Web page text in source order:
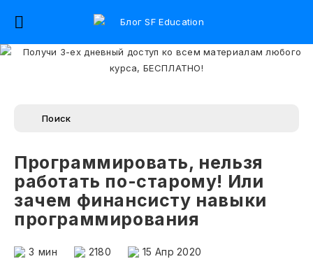
Программировать, нельзя
работать по-старому! Или
зачем финансисту навыки
программирования
3 мин 2180 15 Апр 2020